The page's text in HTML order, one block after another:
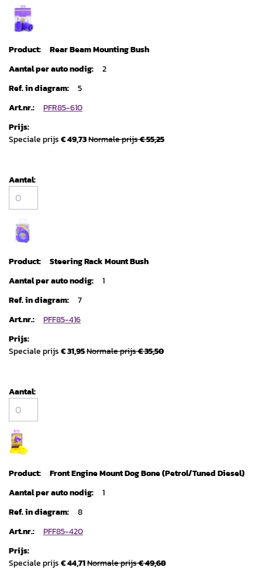
Rear Beam Mounting Bush
2
5
PFR85-610
Speciale prijs€ 49,73Normale prijs€ 55,25
Steering Rack Mount Bush
1
7
PFF85-416
Speciale prijs€ 31,95Normale prijs€ 35,50
Front Engine Mount Dog Bone (Petrol/Tuned Diesel)
1
8
PFF85-420
Speciale prijs€ 44,71Normale prijs€ 49,68